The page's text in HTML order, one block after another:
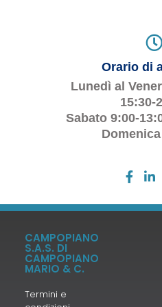
Orario di
Lunedì al
15:30-
Sabato 9:00-
CAMPOPIANO
S.A.S. DI
CAMPOPIANO
MARIO & C.
Termini e